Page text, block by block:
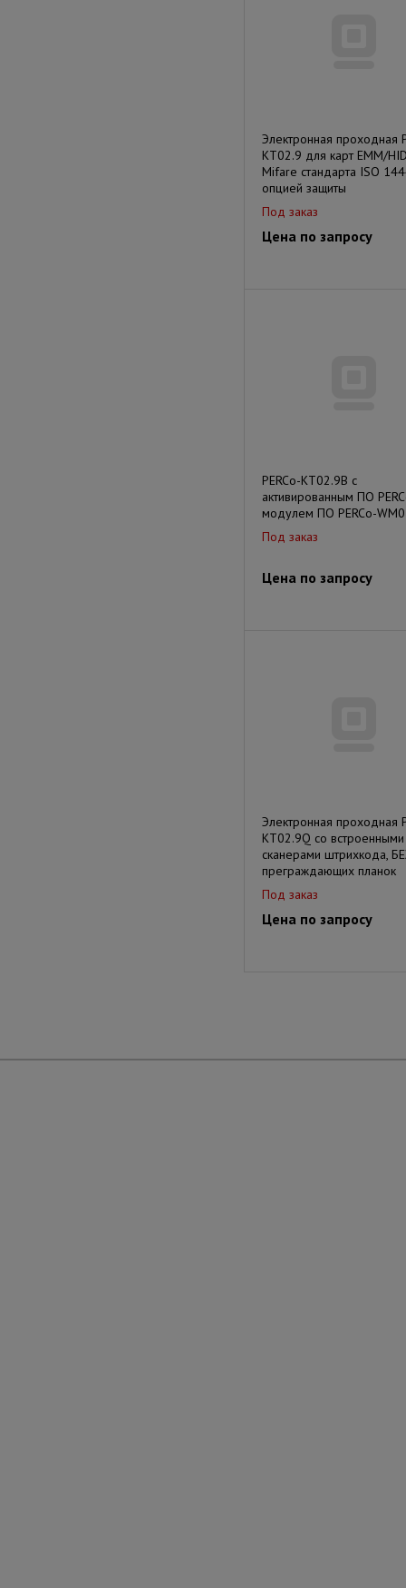
Электронная проходная
KT02.9 для карт EMM/
Mifare стандарта ISO
опцией защиты
Под заказ
Цена по запросу
PERCo-KT02.9B с
активированным ПО
модулем ПО PERCo-
Под заказ
Цена по запросу
Электронная проходная
KT02.9Q со встроенными
сканерами штрихкода,
преграждающих планок
Под заказ
Цена по запросу